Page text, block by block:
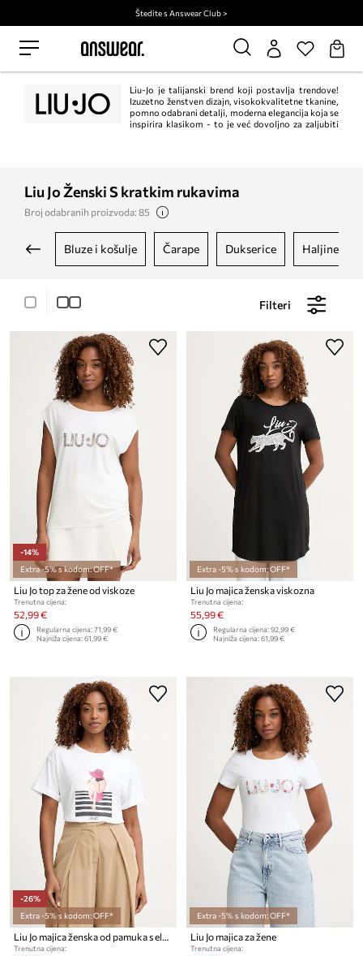
Štedite s Answear Club >
Liu-Jo je talijanski brend koji postavlja trendove!
Izuzetno ženstven dizajn, visokokvalitetne tkanine,
pomno odabrani detalji, moderna elegancija koja se
inspirira klasikom - to je već dovoljno za zaljubiti
Liu Jo Ženski S kratkim rukavima
Broj odabranih proizvoda: 85
bluze i košulje čarape dukserice haljine
Filteri
-14%
Extra -5% s kodom: OFF*
Liu Jo top za žene od viskoze
Trenutna cijena:
52,99 €
Regularna cijena:71,99 €
Najniža cijena:61,99 €
Extra -5% s kodom: OFF*
Liu Jo majica ženska viskozna
Trenutna cijena:
55,99 €
Regularna cijena:92,99 €
Najniža cijena:61,99 €
-26%
Extra -5% s kodom: OFF*
Liu Jo majica ženska od pamuka s elastanom
Trenutna cijena:
Extra -5% s kodom: OFF*
Liu Jo majica za žene
Trenutna cijena: